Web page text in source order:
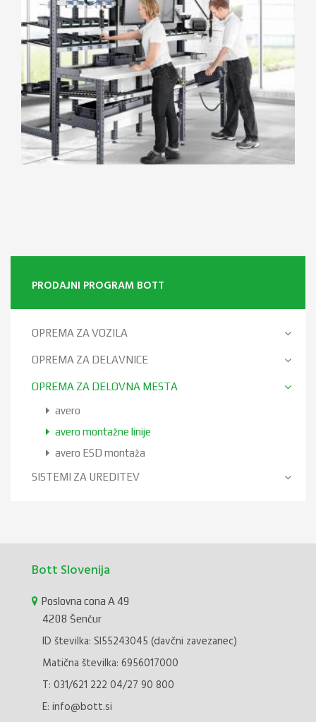
PRODAJNI PROGRAM BOTT
OPREMA ZA VOZILA
OPREMA ZA DELAVNICE
OPREMA ZA DELOVNA MESTA
avero
avero montažne linije
avero ESD montaža
SISTEMI ZA UREDITEV
Bott Slovenija
Poslovna cona A 49
4208 Šenčur
ID številka: SI55243045 (davčni zavezanec)
Matična številka: 6956017000
T: 031/621 222 04/27 90 800
E: info@bott.si